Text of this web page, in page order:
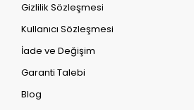
Gizlilik Sözleşmesi
Kullanıcı Sözleşmesi
İade ve Değişim
Garanti Talebi
Blog